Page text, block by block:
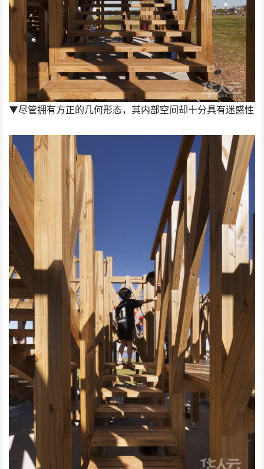
▼尽管拥有方正的几何形态，其内部空间却十分具有迷惑性